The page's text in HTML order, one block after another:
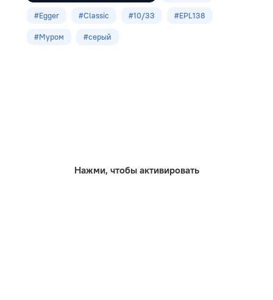
Размеры
#Egger #Classic #10/33 #EPL138
#Муром #серый
Нажми, чтобы активировать